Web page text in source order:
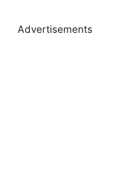
Advertisements